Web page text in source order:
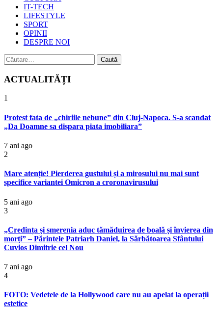
IT-TECH
LIFESTYLE
SPORT
OPINII
DESPRE NOI
Caută
după:
ACTUALITĂȚI
1
Protest fata de „chiriile nebune” din Cluj-Napoca. S-a scandat
„Da Doamne sa dispara piata imobiliara”
7 ani ago
2
Mare atenție! Pierderea gustului și a mirosului nu mai sunt
specifice variantei Omicron a croronavirusului
5 ani ago
3
„Credința și smerenia aduc tămăduirea de boală și învierea din
morți” – Părintele Patriarh Daniel, la Sărbătoarea Sfântului
Cuvios Dimitrie cel Nou
7 ani ago
4
FOTO: Vedetele de la Hollywood care nu au apelat la operații
estetice